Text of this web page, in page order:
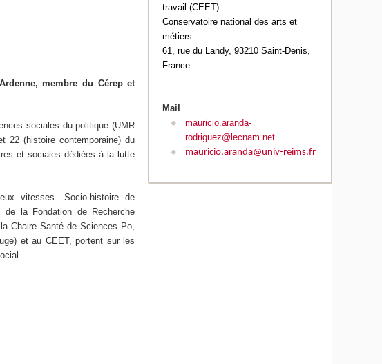
membre du Cérep et
sociales du politique (UMR
22 (histoire contemporaine) du
et sociales dédiées à la lutte
vitesses. Socio-histoire de
de la Fondation de Recherche
Chaire Santé de Sciences Po,
et au CEET, portent sur les
travail (CEET)
Conservatoire national des arts et
métiers
61, rue du Landy, 93210 Saint-Denis,
France
Mail
mauricio.aranda-
rodriguez@lecnam.net
mauricio.aranda@univ-reims.fr